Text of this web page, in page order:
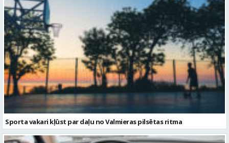
Sporta vakari kļūst par daļu no Valmieras pilsētas ritma